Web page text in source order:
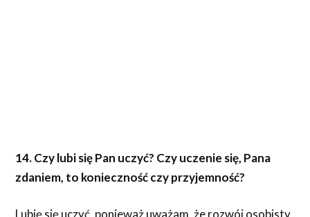
14. Czy lubi się Pan uczyć? Czy uczenie się, Pana
zdaniem, to konieczność czy przyjemność?
Lubię się uczyć, ponieważ uważam, że rozwój osobisty